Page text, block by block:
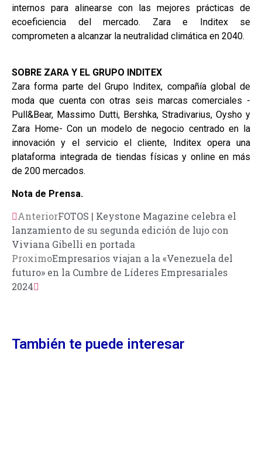
internos para alinearse con las mejores prácticas de
ecoeficiencia del mercado. Zara e Inditex se
comprometen a alcanzar la neutralidad climática en 2040.
SOBRE ZARA Y EL GRUPO INDITEX
Zara forma parte del Grupo Inditex, compañía global de
moda que cuenta con otras seis marcas comerciales -
Pull&Bear, Massimo Dutti, Bershka, Stradivarius, Oysho y
Zara Home- Con un modelo de negocio centrado en la
innovación y el servicio el cliente, Inditex opera una
plataforma integrada de tiendas físicas y online en más
de 200 mercados.
Nota de Prensa.
AnteriorFOTOS | Keystone Magazine celebra el
lanzamiento de su segunda edición de lujo con
Viviana Gibelli en portada
ProximoEmpresarios viajan a la «Venezuela del
futuro» en la Cumbre de Líderes Empresariales
2024
También te puede interesar